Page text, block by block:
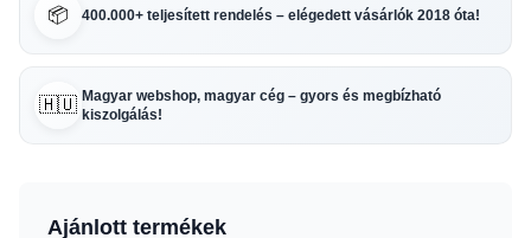
📦 400.000+ teljesített rendelés – elégedett vásárlók 2018 óta!
🇭🇺 Magyar webshop, magyar cég – gyors és megbízható
kiszolgálás!
Ajánlott termékek